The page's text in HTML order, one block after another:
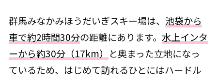
群馬みなかみほうだいぎスキー場は、 池袋から
車で約2時間30分の距離にあります。 水上インタ
ーから約30分（17km）
と奥まった立地になっ
ているため、はじめて訪れるひとにはハードル